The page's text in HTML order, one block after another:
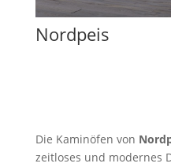
Nordpeis
Die Kaminöfen von
zeitloses und modernes